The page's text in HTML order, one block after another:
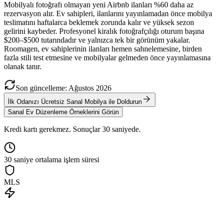
Mobilyalı fotoğrafı olmayan yeni Airbnb ilanları %60 daha az
rezervasyon alır. Ev sahipleri, ilanlarını yayınlamadan önce mobilya
teslimatını haftalarca beklemek zorunda kalır ve yüksek sezon
gelirini kaybeder. Profesyonel kiralık fotoğrafçılığı oturum başına
$200–$500 tutarındadır ve yalnızca tek bir görünüm yakalar.
Roomagen, ev sahiplerinin ilanları hemen sahnelemesine, birden
fazla stili test etmesine ve mobilyalar gelmeden önce yayınlamasına
olanak tanır.
Son güncelleme: Ağustos 2026
İlk Odanızı Ücretsiz Sanal Mobilya ile Doldurun
Sanal Ev Düzenleme Örneklerini Görün
Kredi kartı gerekmez. Sonuçlar 30 saniyede.
30 saniye ortalama işlem süresi
MLS